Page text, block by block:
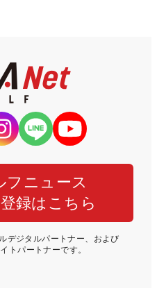
フニュース
録はこちら
デジタルパートナー、および
トパートナーです。